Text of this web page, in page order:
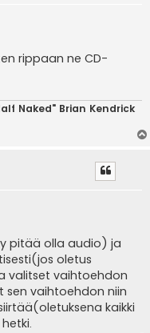
rippaan ne CD-
Naked" Brian Kendrick
pitää olla audio) ja
oletus
valitset vaihtoehdon
sen vaihtoehdon niin
kaikki